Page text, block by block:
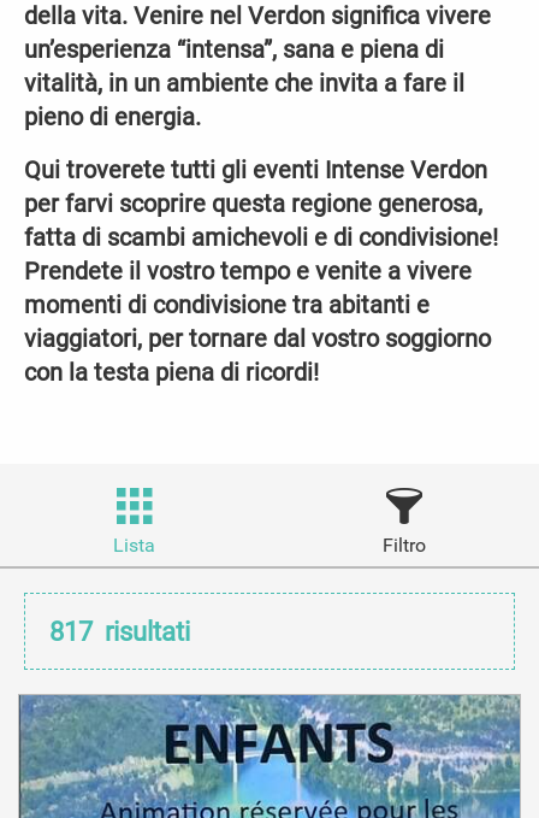
della vita. Venire nel Verdon significa vivere
un’esperienza “intensa”, sana e piena di
vitalità, in un ambiente che invita a fare il
pieno di energia.
Qui troverete tutti gli eventi Intense Verdon
per farvi scoprire questa regione generosa,
fatta di scambi amichevoli e di condivisione!
Prendete il vostro tempo e venite a vivere
momenti di condivisione tra abitanti e
viaggiatori, per tornare dal vostro soggiorno
con la testa piena di ricordi!
Lista Filtro
817 risultati